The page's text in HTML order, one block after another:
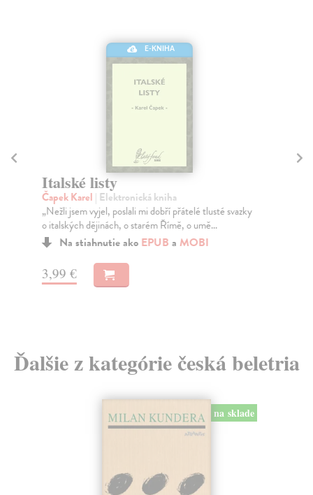
E-KNIHA
Italské listy
Čapek Karel | Elektronická kniha
„Nežli jsem vyjel, poslali mi dobří přátelé tlusté svazky
o italských dějinách, o starém Římě, o umě...
Na stiahnutie ako EPUB a MOBI
3,99 €
Ďalšie z kategórie česká beletria
na sklade